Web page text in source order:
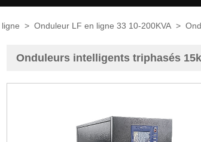
> Onduleur LF en ligne 33 10-200KVA >
Onduleurs intelligents triphasés